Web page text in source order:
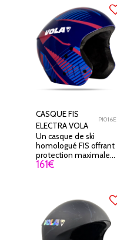
CASQUE FIS
ELECTRA VOLA
P1016E
Un casque de ski
homologué FIS offrant
protection maximale,
confort et maintien
161€